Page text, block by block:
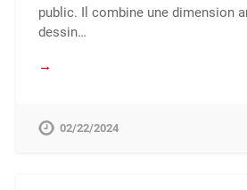
public. Il combine une dimension
dessin…
→
02/22/2024